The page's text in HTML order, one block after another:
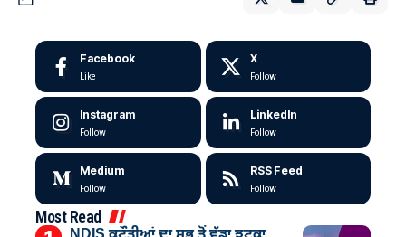
Facebook
Like
X
Follow
Instagram
Follow
LinkedIn
Follow
Medium
Follow
RSS Feed
Follow
Most Read